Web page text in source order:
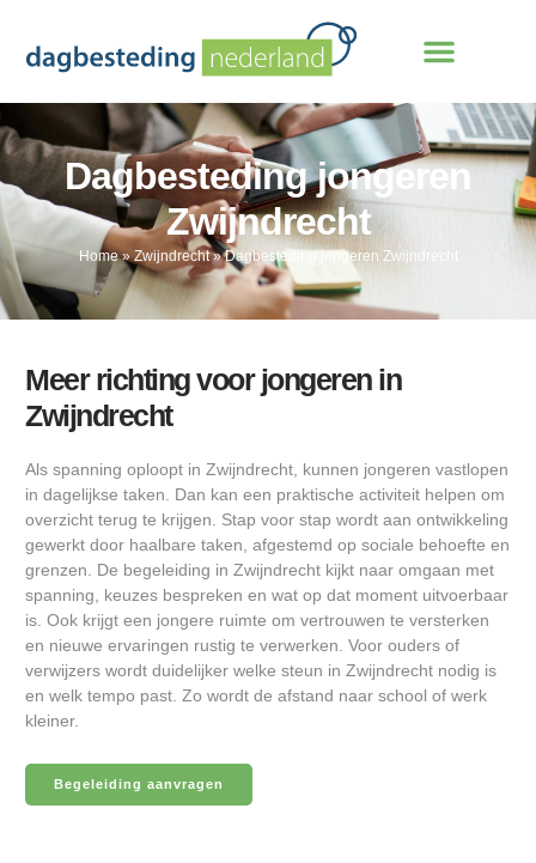
Dagbesteding jongeren
Zwijndrecht
Home»Zwijndrecht»Dagbesteding jongeren Zwijndrecht
Meer richting voor jongeren in
Zwijndrecht
Als spanning oploopt in Zwijndrecht, kunnen jongeren vastlopen
in dagelijkse taken. Dan kan een praktische activiteit helpen om
overzicht terug te krijgen. Stap voor stap wordt aan ontwikkeling
gewerkt door haalbare taken, afgestemd op sociale behoefte en
grenzen. De begeleiding in Zwijndrecht kijkt naar omgaan met
spanning, keuzes bespreken en wat op dat moment uitvoerbaar
is. Ook krijgt een jongere ruimte om vertrouwen te versterken
en nieuwe ervaringen rustig te verwerken. Voor ouders of
verwijzers wordt duidelijker welke steun in Zwijndrecht nodig is
en welk tempo past. Zo wordt de afstand naar school of werk
kleiner.
Begeleiding aanvragen